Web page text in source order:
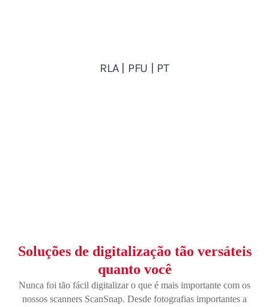
Soluções de digitalização tão versáteis
quanto você
Nunca foi tão fácil digitalizar o que é mais importante com os
nossos scanners ScanSnap. Desde fotografias importantes a